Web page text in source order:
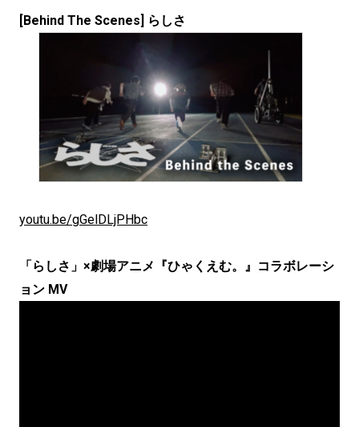
[Behind The Scenes] らしさ
youtu.be/gGelDLjPHbc
「らしさ」×劇場アニメ『ひゃくえむ。』コラボレーシ
ョン MV